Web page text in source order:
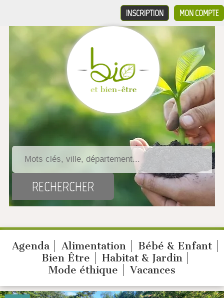
MON COMPTE
INSCRIPTION
Agenda Alimentation
Bébé & Enfant
Bien Être
Habitat & Jardin
Mode éthique
Vacances